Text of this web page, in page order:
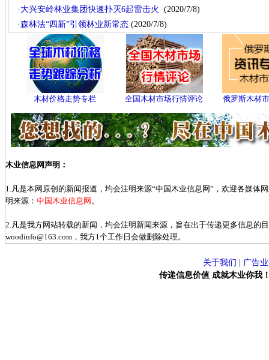
· 大兴安岭林业集团快速扑灭6起雷击火
(2020/7/8)
·森林法“四新”引领林业新常态 (2020/7/8)
木材价格走势专栏 全国木材市场行情评论 俄罗斯木材
木业信息网声明：
1.凡是本网原创的新闻报道，均会注明来源“中国木业信息网”，欢迎各媒体
明来源： 中国木业信息网 。
2.凡是我方网站转载的新闻，均会注明新闻来源，旨在出于传递更多信息的
woodinfo@163.com，我方1个工作日会做删除处理。
关于我们
广告
传递信息价值 成就木业你我